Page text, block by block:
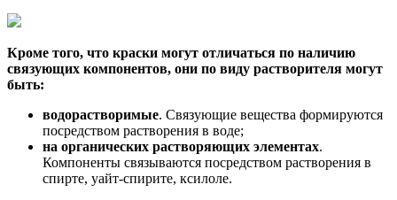
Кроме того, что краски могут отличаться по наличию
связующих компонентов, они по виду растворителя могут
быть:
водорастворимые. Связующие вещества формируются
посредством растворения в воде;
на органических растворяющих элементах.
Компоненты связываются посредством растворения в
спирте, уайт-спирите, ксилоле.